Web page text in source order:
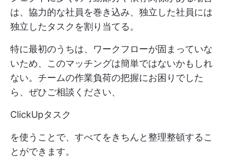
は、協力的な社員を巻き込み、独立した社員には
独立したタスクを割り当てる。
特に最初のうちは、ワークフローが固まっていな
いため、このマッチングは簡単ではないかもしれ
ない。チームの作業負荷の把握にお困りでした
ら、ぜひご相談ください、
ClickUpタスク
を使うことで、すべてをきちんと整理整頓するこ
とができます。